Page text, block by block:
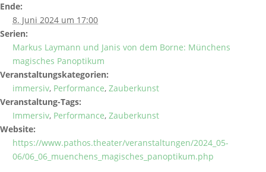
Ende:
8. Juni 2024 um 17:00
Serien:
Markus Laymann und Janis von dem Borne: Münchens
magisches Panoptikum
Veranstaltungskategorien:
immersiv, Performance, Zauberkunst
Veranstaltung-Tags:
Immersiv, Performance, Zauberkunst
Website:
https://www.pathos.theater/veranstaltungen/2024_05-
06/06_06_muenchens_magisches_panoptikum.php